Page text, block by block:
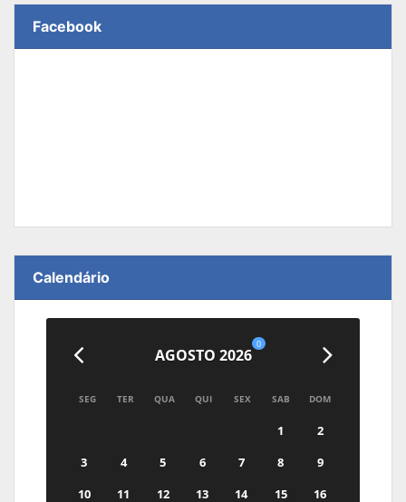
Facebook
Calendário
AGOSTO 2026
0
SEG TER QUA QUI SEX SAB DOM
1
2
3
4 5 6 7 8
9
10
11 12 13 14 15
16